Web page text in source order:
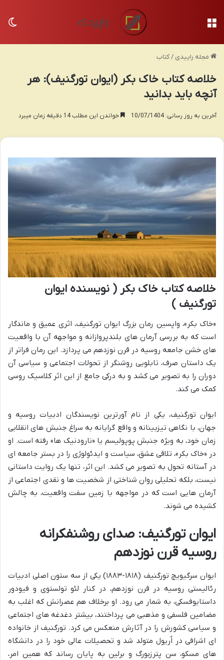
مجله راپیدی /کتاب
خلاصه کتاب خاک بکر (ایوان تورگنیف): هر
آنچه باید بدانید
آخرین به روز رسانی: 10/07/1404 خواندن این مطلب 14 دقیقه زمان میبرد
خلاصه کتاب خاک بکر ( نویسنده ایوان
تورگنیف )
«خاک بکر»، واپسین رمان بزرگ ایوان تورگنیف، اثری عمیق و ماندگار
است که به بررسی آرمان های بلندپروازانه و مواجهه آن با واقعیت
های خشن جامعه روسیه در قرن نوزدهم می پردازد. این رمان فراتر از
یک داستان صرف، تابلویی روشنگر از تحولات اجتماعی و سیاسی آن
دوران را به تصویر می کشد و به درکی جامع از این اثر کلاسیک روسی
کمک می کند.
ایوان تورگنیف، یکی از نام آورترین نویسندگان ادبیات روسیه و
جهان، با نگاهی تیزبینانه و واقع گرایانه به سراغ جنبش های انقلابی
زمان خود، به ویژه جنبش پوپولیسم یا «نارودنیک ها» رفته است. او
در «خاک بکر»، تلاقی عشق، سیاست و ایدئولوژی را در بستر جامعه ای
در آستانه تحول به تصویر می کشد. این اثر، تنها یک روایت داستانی
نیست، بلکه تحلیلی روان شناختی از شخصیت ها و نقدی اجتماعی از
آرمان هایی است که در مواجهه با زمین سفت واقعیت، به چالش
کشیده می شوند.
ایوان تورگنیف: صدای روشنفکرانه
روسیه قرن نوزدهم
ایوان سرگیویچ تورگنیف (۱۸۱۸-۱۸۸۳) یکی از سه ستون اصلی ادبیات
رئالیستی روسیه در قرن نوزدهم، در کنار لئو تولستوی و فیودور
داستایوفسکی، به شمار می رود. او برخلاف هم عصرانش که اغلب به
مضامین فلسفی و مذهبی می پرداختند، بیشتر دغدغه های اجتماعی
و سیاسی کشورش را در آثارش منعکس می کرد. تورگنیف از خانواده
ای اشرافی در اُریول متولد شد و تحصیلات عالی خود را در دانشگاه
های مسکو، سن پترزبورگ و برلین به پایان رساند که همین امر،